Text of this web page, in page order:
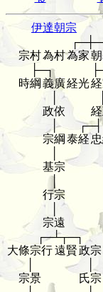
伊達朝宗
宗村為村為家
├─┐
時綱 義廣経光
政依
│
┌─┤
宗綱 泰経
基宗
│
行宗
宗遠
┌─┴┬─┐
大條宗行遠賢政宗
宗景
氏宗